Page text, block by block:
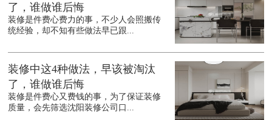
了，谁做谁后悔
装修是件费心费力的事，不少人会照搬传
统经验，却不知有些做法早已跟...
装修中这4种做法，早该被淘汰
了，谁做谁后悔
装修是件费心又费钱的事，为了保证装修
质量，会先筛选沈阳装修公司口...